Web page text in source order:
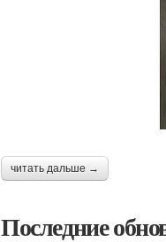
читать дальше →
Последние